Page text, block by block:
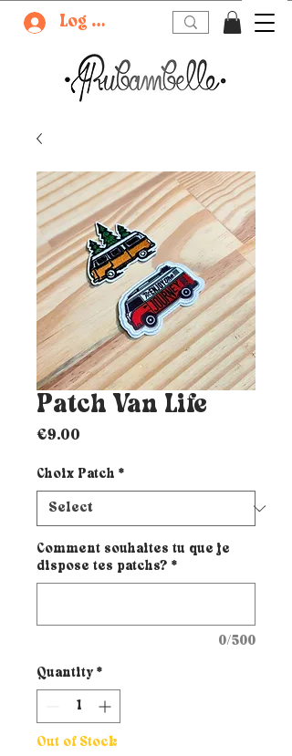
Log In
Patch Van Life
€9.00
Choix Patch *
Comment souhaites tu que je
dispose tes patchs? *
0/500
Quantity *
Out of Stock